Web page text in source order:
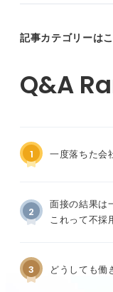
記事カテゴリーは
1 一度落ちた会
2
面接の結果は
これって不採
3 どうしても働